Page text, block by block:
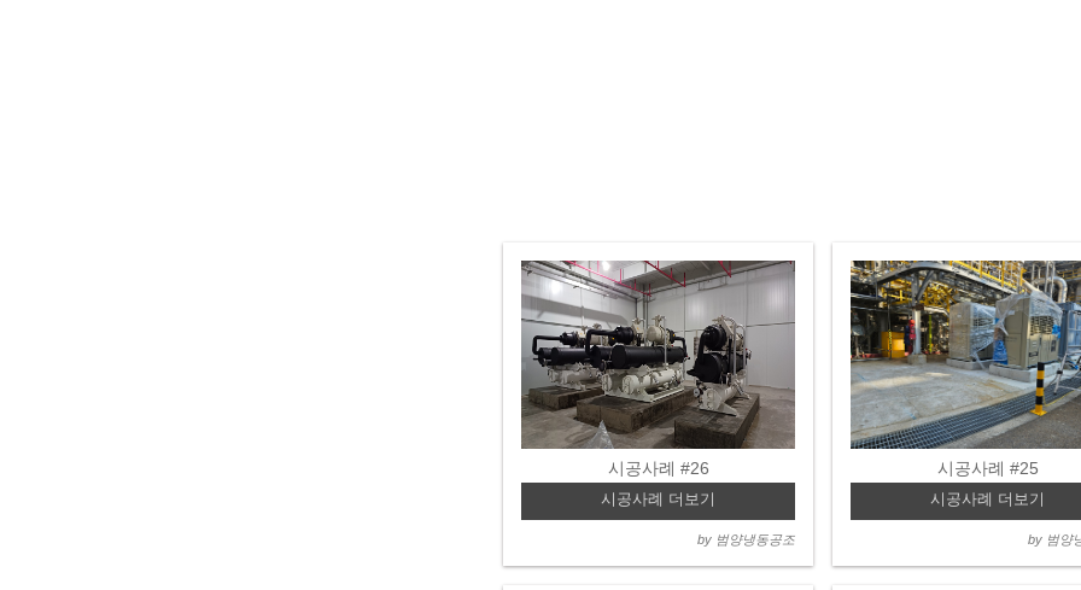
시공사례 #26
시공사례 더보기
by 범양냉동공조
시공사례 #25
시공사례 더보기
by 범양